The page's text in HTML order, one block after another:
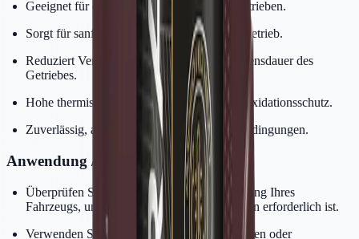
Geeignet für eine Vielzahl von Automatikgetrieben.
Sorgt für sanfte Schaltvorgänge und leisen Betrieb.
Reduziert Verschleiß und verlängert die Lebensdauer des
Getriebes.
Hohe thermische Stabilität und exzellenter Oxidationsschutz.
Zuverlässig, auch unter schweren Betriebsbedingungen.
Anwendung / Gebrauch
Überprüfen Sie immer die Bedienungsanleitung Ihres
Fahrzeugs, um zu sehen, welche Spezifikation erforderlich ist.
Verwenden Sie die Flüssigkeit beim Nachfüllen oder